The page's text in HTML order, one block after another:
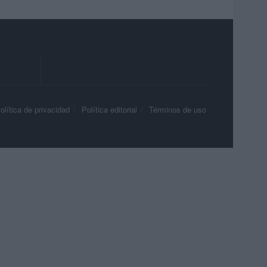
de privacidad Política editorial Términos de uso